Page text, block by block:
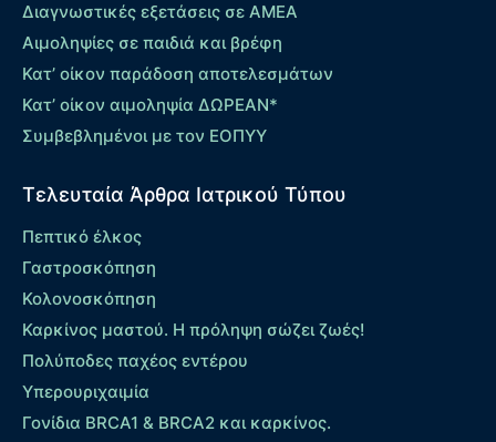
Διαγνωστικές εξετάσεις σε ΑΜΕΑ
Αιμοληψίες σε παιδιά και βρέφη
Κατ’ οίκον παράδοση αποτελεσμάτων
Κατ’ οίκον αιμοληψία ΔΩΡΕΑΝ*
Συμβεβλημένοι με τον ΕΟΠΥΥ
Τελευταία Άρθρα Ιατρικού Τύπου
Πεπτικό έλκος
Γαστροσκόπηση
Κολονοσκόπηση
Καρκίνος μαστού. Η πρόληψη σώζει ζωές!
Πολύποδες παχέος εντέρου
Yπερουριχαιμία
Γονίδια BRCA1 & BRCA2 και καρκίνος.